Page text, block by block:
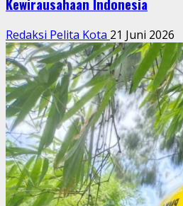
Kewirausahaan Indonesia
Redaksi Pelita Kota 21 Juni 2026